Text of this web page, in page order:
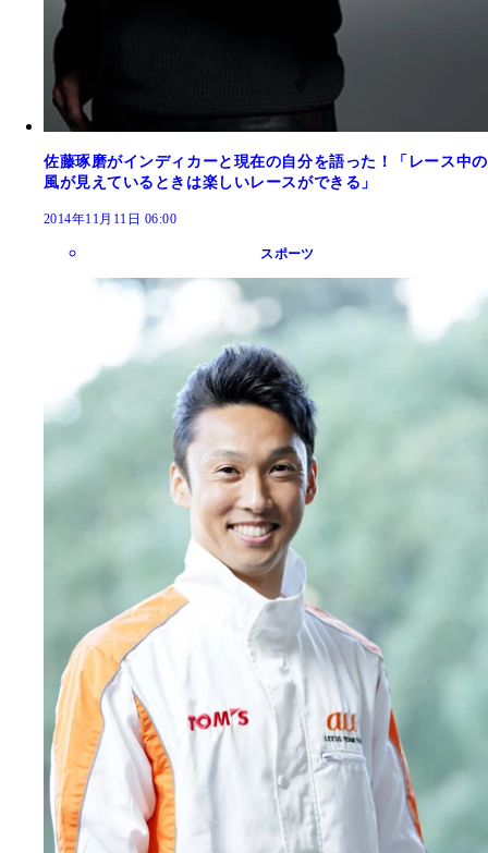
佐藤琢磨がインディカーと現在の自分を語った！「レース中の
風が見えているときは楽しいレースができる」
2014年11月11日 06:00
スポーツ